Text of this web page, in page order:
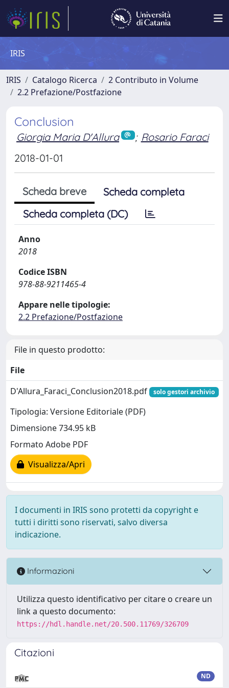
IRIS
IRIS Catalogo Ricerca
2 Contributo in Volume
2.2 Prefazione/Postfazione
Conclusion
Giorgia Maria D'Allura ; Rosario Faraci
2018-01-01
Scheda breve
Scheda completa
Scheda completa (DC)
Anno
2018
Codice ISBN
978-88-9211465-4
Appare nelle tipologie:
2.2 Prefazione/Postfazione
File in questo prodotto:
File
D'Allura_Faraci_Conclusion2018.pdf
solo gestori archivio
Tipologia: Versione Editoriale (PDF)
Dimensione 734.95 kB
Formato Adobe PDF
Visualizza/Apri
I documenti in IRIS sono protetti da copyright e
tutti i diritti sono riservati, salvo diversa
indicazione.
Informazioni
Utilizza questo identificativo per citare o creare un
link a questo documento:
https://hdl.handle.net/20.500.11769/326709
Citazioni
ND